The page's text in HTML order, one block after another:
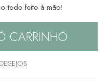
todo feito à mão!
CARRINHO